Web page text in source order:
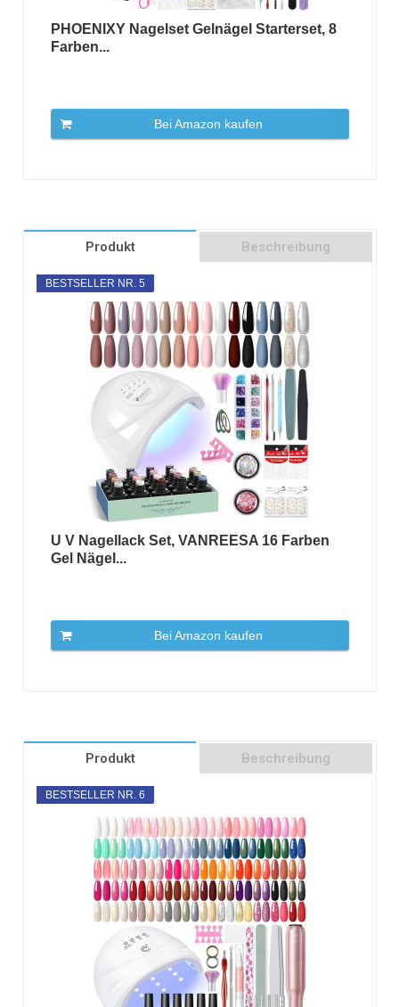
PHOENIXY Nagelset Gelnägel Starterset, 8
Farben...
Bei Amazon kaufen
Produkt Beschreibung
BESTSELLER NR. 5
U V Nagellack Set, VANREESA 16 Farben
Gel Nägel...
Bei Amazon kaufen
Produkt Beschreibung
BESTSELLER NR. 6